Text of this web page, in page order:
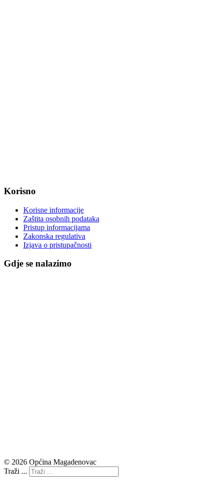
Korisno
Korisne informacije
Zaštita osobnih podataka
Pristup informacijama
Zakonska regulativa
Izjava o pristupačnosti
Gdje se nalazimo
© 2026 Općina Magadenovac
Traži ...